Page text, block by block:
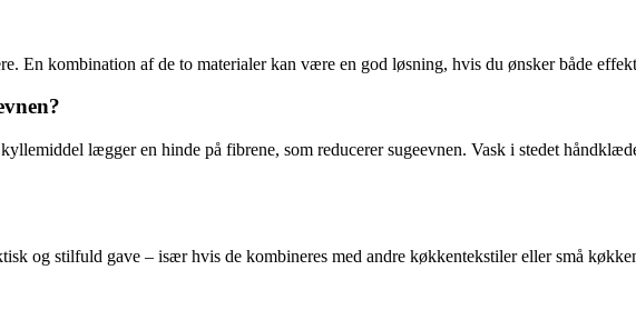
En kombination af de to materialer kan være en god løsning, hvis du ønsker både
lægger en hinde på fibrene, som reducerer sugeevnen. Vask i stedet
og stilfuld gave – især hvis de kombineres med andre køkkentekstiler eller små